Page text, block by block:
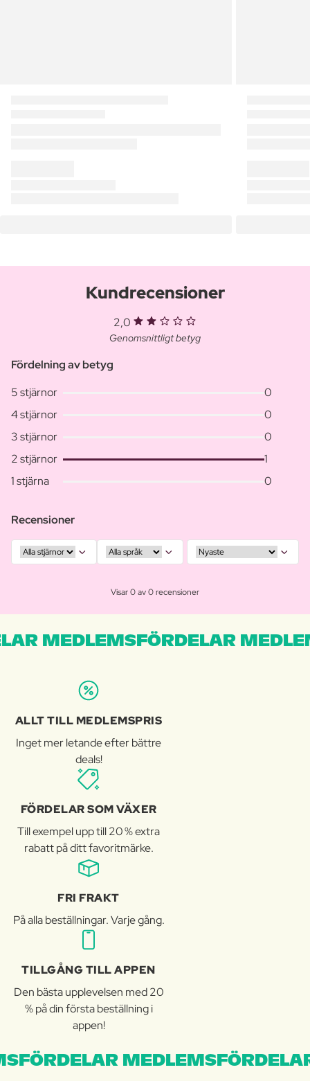
Kundrecensioner
2,0
Genomsnittligt betyg
Fördelning av betyg
5 stjärnor
0
4 stjärnor
0
3 stjärnor
0
2 stjärnor
1
1 stjärna
0
Recensioner
Visar 0 av 0 recensioner
MEDLEMSFÖRDELAR
ALLT TILL MEDLEMSPRIS
Inget mer letande efter bättre
deals!
FÖRDELAR SOM VÄXER
Till exempel upp till 20 % extra
rabatt på ditt favoritmärke.
FRI FRAKT
På alla beställningar. Varje gång.
TILLGÅNG TILL APPEN
Den bästa upplevelsen med 20
% på din första beställning i
appen!